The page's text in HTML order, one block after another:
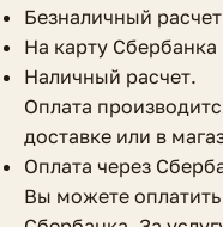
Безналичный
На карту
Наличный расчет.
Оплата
доставке или в
Оплата через
Вы можете